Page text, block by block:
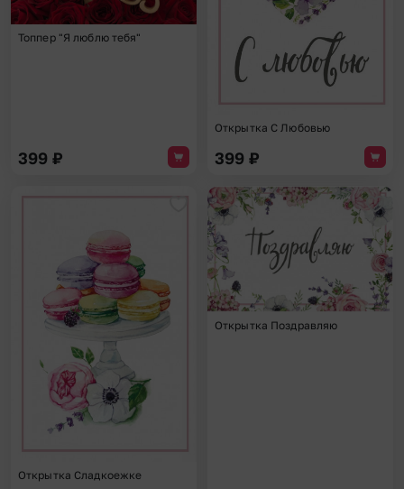
Топпер "Я люблю тебя"
399 ₽
Открытка С Любовью
399 ₽
Добавить в избранное
Открытка Сладкоежке
Открытка Поздравляю